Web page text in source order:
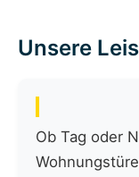
Unsere
Ob Tag oder